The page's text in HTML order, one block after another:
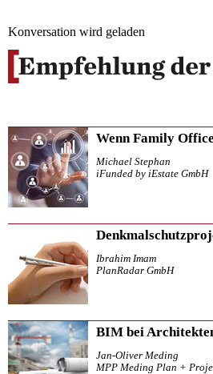
Konversation wird geladen
Wenn Family
Michael Stephan
iFunded by iEstate GmbH
Ibrahim Imam
PlanRadar GmbH
BIM bei
Jan-Oliver Meding
MPP Meding Plan +